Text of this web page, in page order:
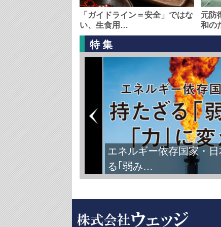
「ガイドライン＝安全」ではな
い、生食用…
元防
和の
特集
エネルギー依存国家・
る｢弱み…